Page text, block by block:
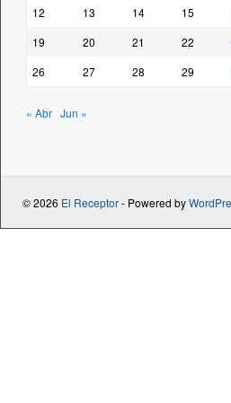
12
13 14 15
19
20 21 22
26
27 28 29
« Abr Jun »
© 2026 El Receptor- Powered by